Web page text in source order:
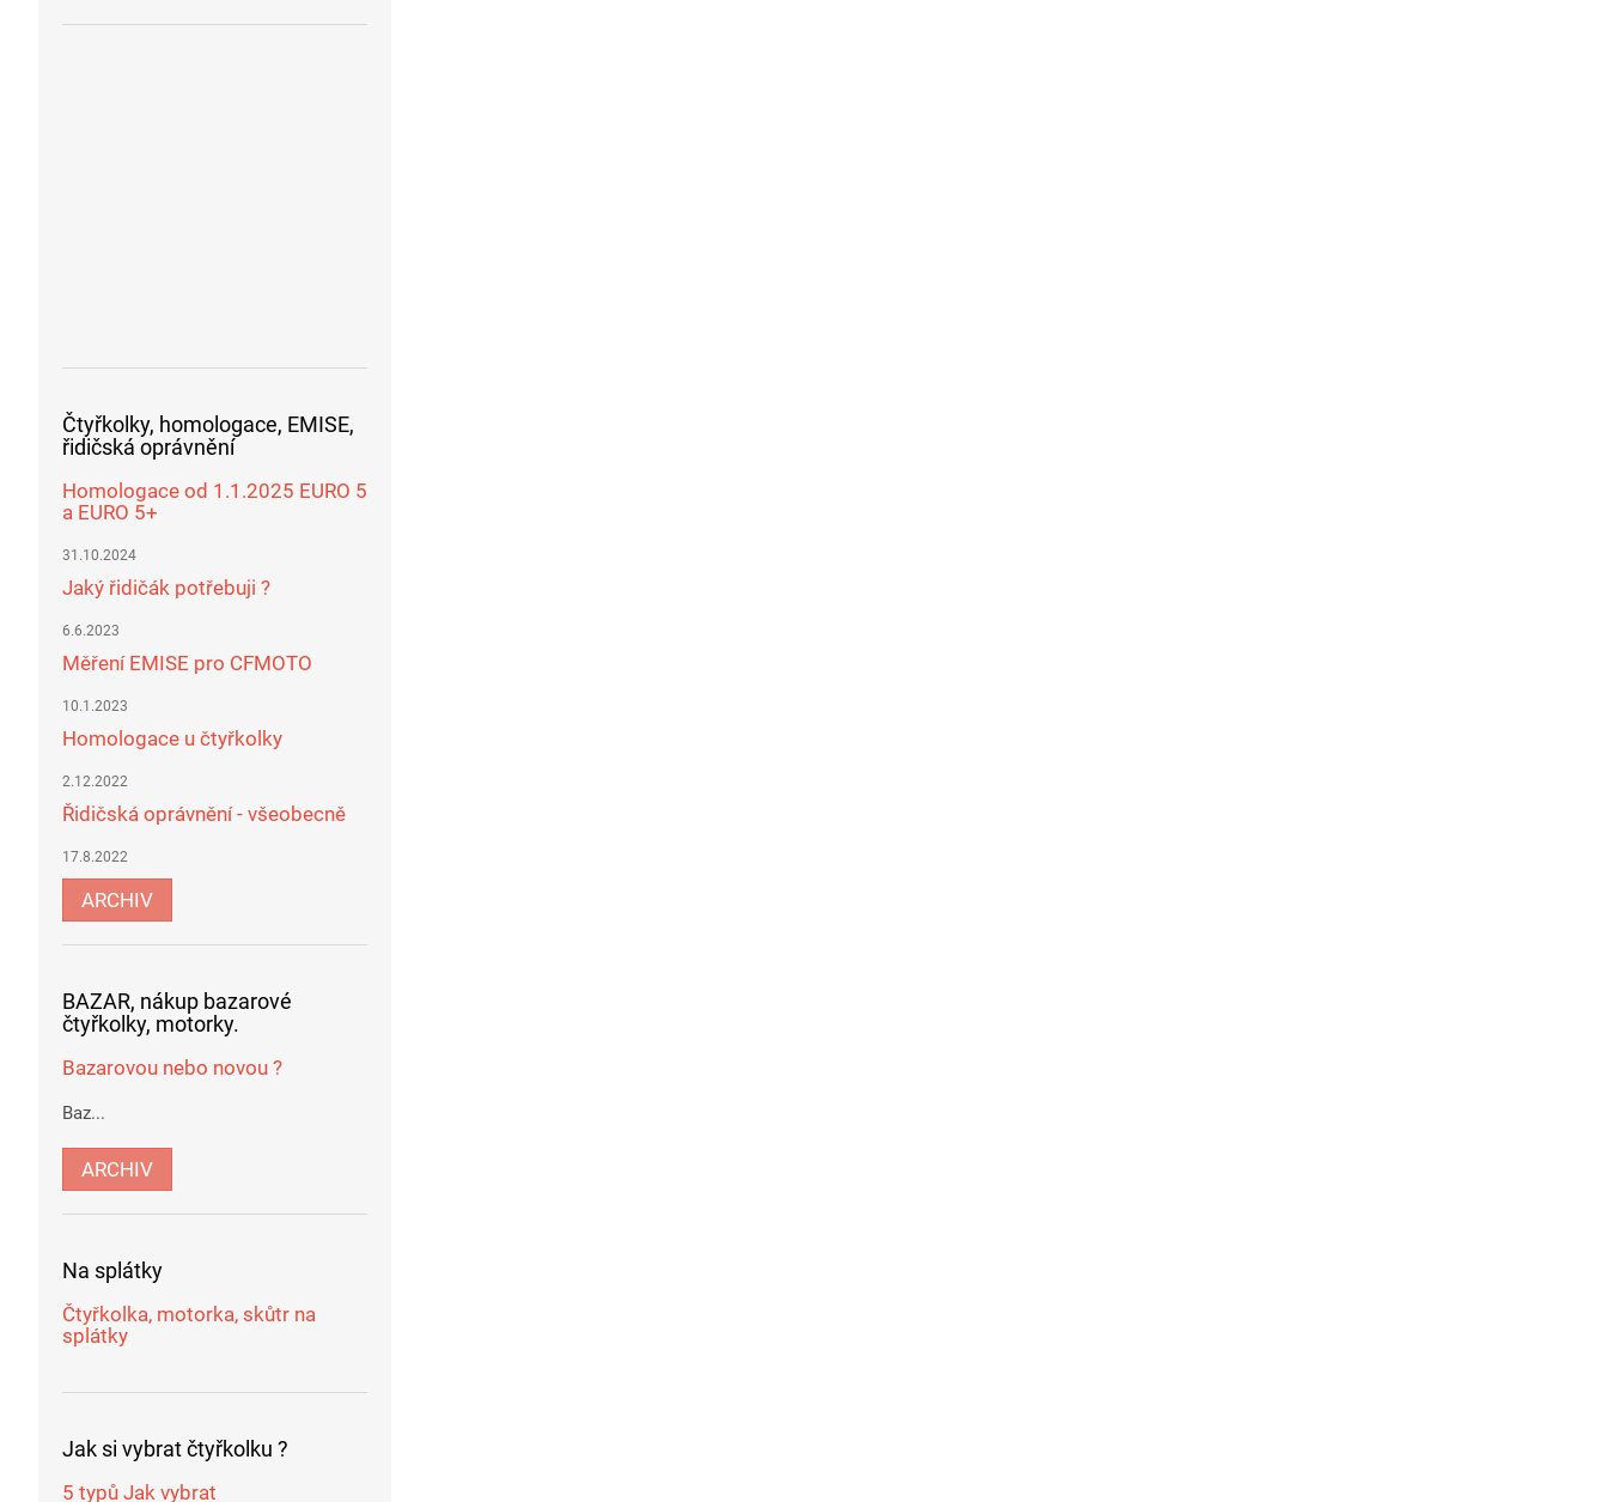
Čtyřkolky, homologace, EMISE,
řidičská oprávnění
Homologace od 1.1.2025 EURO 5
a EURO 5+
31.10.2024
Jaký řidičák potřebuji ?
6.6.2023
Měření EMISE pro CFMOTO
10.1.2023
Homologace u čtyřkolky
2.12.2022
Řidičská oprávnění - všeobecně
17.8.2022
ARCHIV
BAZAR, nákup bazarové
čtyřkolky, motorky.
Bazarovou nebo novou ?
Baz...
ARCHIV
Na splátky
Čtyřkolka, motorka, skůtr na
splátky
Jak si vybrat čtyřkolku ?
5 typů Jak vybrat